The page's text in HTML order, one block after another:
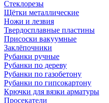
Стеклорезы
Щётки металлические
Ножи и лезвия
Твердосплавные пластины
Присоски вакуумные
Заклёпочники
Рубанки ручные
Рубанки по дереву
Рубанки по газобетону
Рубанки по гипсокартону
Крючки для вязки арматуры
Просекатели